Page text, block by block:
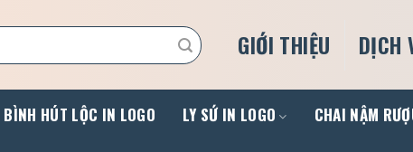
GIỚI THIỆU DỊCH
BÌNH HÚT LỘC IN LOGO LY SỨ IN LOGO CHAI NẬM